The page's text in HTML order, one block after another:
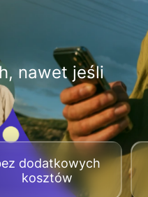
nawet jeśli
dodatkowych
kosztów